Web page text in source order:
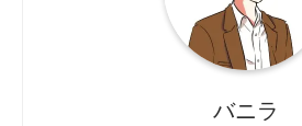
バニラ